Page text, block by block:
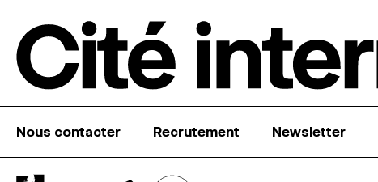
Nous contacter Recrutement Newsletter